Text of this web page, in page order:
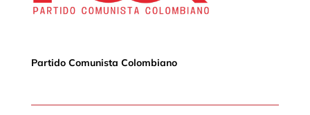
Partido Comunista Colombiano